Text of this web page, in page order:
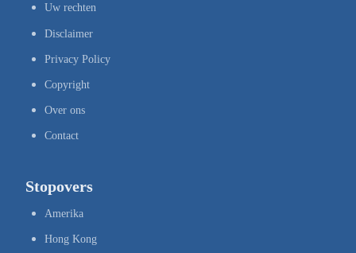
Uw rechten
Disclaimer
Privacy Policy
Copyright
Over ons
Contact
Stopovers
Amerika
Hong Kong